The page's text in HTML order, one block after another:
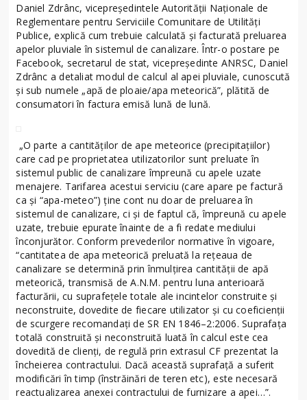
Daniel Zdrânc, vicepreşedintele Autorităţii Naţionale de
Reglementare pentru Serviciile Comunitare de Utilităţi
Publice, explică cum trebuie calculată şi facturată preluarea
apelor pluviale în sistemul de canalizare. Într-o postare pe
Facebook, secretarul de stat, vicepreşedinte ANRSC, Daniel
Zdrânc a detaliat modul de calcul al apei pluviale, cunoscută
şi sub numele „apă de ploaie/apa meteorică”, plătită de
consumatori în factura emisă lună de lună.
„O parte a cantităţilor de ape meteorice (precipitaţiilor)
care cad pe proprietatea utilizatorilor sunt preluate în
sistemul public de canalizare împreună cu apele uzate
menajere. Tarifarea acestui serviciu (care apare pe factură
ca şi “apa-meteo”) ţine cont nu doar de preluarea în
sistemul de canalizare, ci şi de faptul că, împreună cu apele
uzate, trebuie epurate înainte de a fi redate mediului
înconjurător. Conform prevederilor normative în vigoare,
“cantitatea de apa meteorică preluată la reţeaua de
canalizare se determină prin înmulţirea cantităţii de apă
meteorică, transmisă de A.N.M. pentru luna anterioară
facturării, cu suprafeţele totale ale incintelor construite şi
neconstruite, dovedite de fiecare utilizator şi cu coeficienţii
de scurgere recomandaţi de SR EN 1846–2:2006. Suprafaţa
totală construită şi neconstruită luată în calcul este cea
dovedită de clienţi, de regulă prin extrasul CF prezentat la
încheierea contractului. Dacă această suprafaţă a suferit
modificări în timp (înstrăinări de teren etc), este necesară
reactualizarea anexei contractului de furnizare a apei…”.